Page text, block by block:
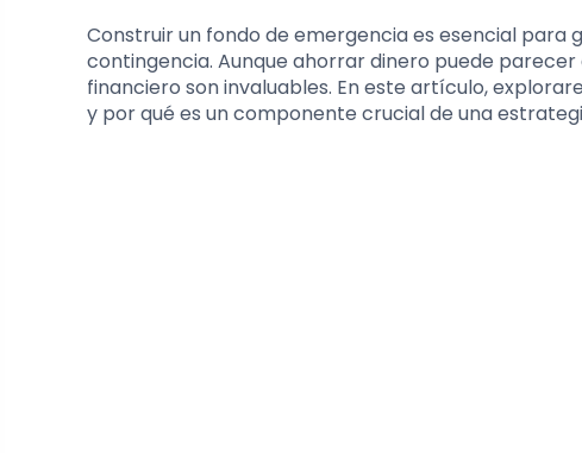
Construir un fondo de emergencia es esencial
contingencia. Aunque ahorrar dinero puede
financiero son invaluables. En este artículo,
y por qué es un componente crucial de una